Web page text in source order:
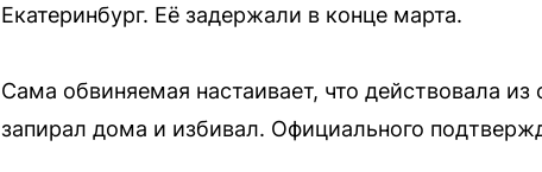
Екатеринбург. Её задержали в конце марта.
Сама обвиняемая настаивает, что действовала
запирал дома и избивал. Официального